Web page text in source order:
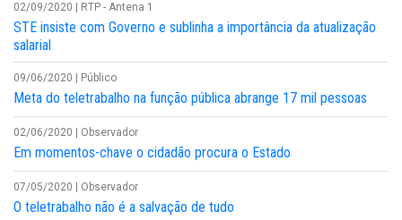
02/09/2020 | RTP - Antena 1
STE insiste com Governo e sublinha a importância da atualização
salarial
09/06/2020 | Público
Meta do teletrabalho na função pública abrange 17 mil pessoas
02/06/2020 | Observador
Em momentos-chave o cidadão procura o Estado
07/05/2020 | Observador
O teletrabalho não é a salvação de tudo